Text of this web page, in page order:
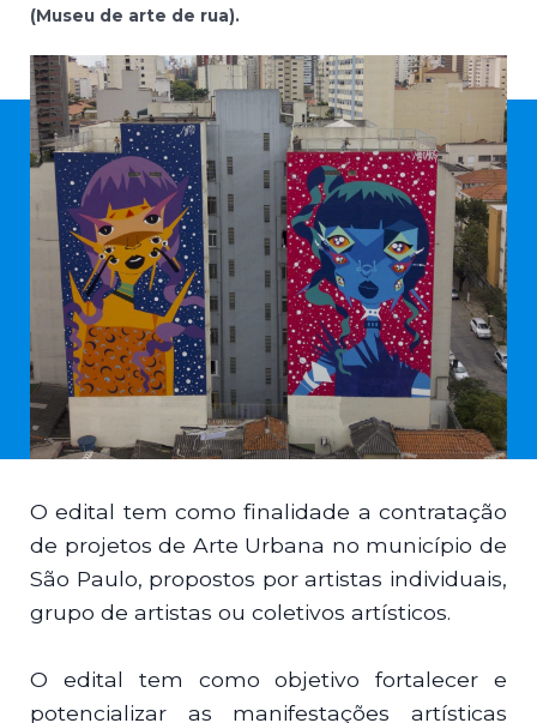
(Museu de arte de rua).
O edital tem como finalidade a contratação
de projetos de Arte Urbana no município de
São Paulo, propostos por artistas individuais,
grupo de artistas ou coletivos artísticos.
O edital tem como objetivo fortalecer e
potencializar as manifestações artísticas